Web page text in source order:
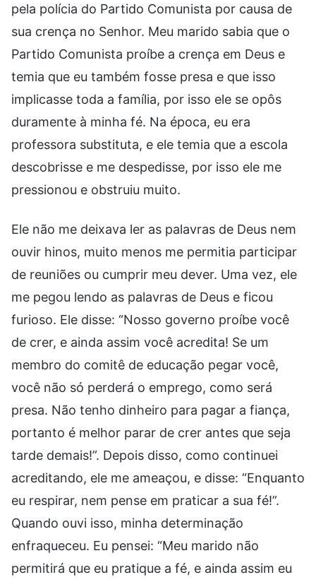
pela polícia do Partido Comunista por causa de
sua crença no Senhor. Meu marido sabia que o
Partido Comunista proíbe a crença em Deus e
temia que eu também fosse presa e que isso
implicasse toda a família, por isso ele se opôs
duramente à minha fé. Na época, eu era
professora substituta, e ele temia que a escola
descobrisse e me despedisse, por isso ele me
pressionou e obstruiu muito.
Ele não me deixava ler as palavras de Deus nem
ouvir hinos, muito menos me permitia participar
de reuniões ou cumprir meu dever. Uma vez, ele
me pegou lendo as palavras de Deus e ficou
furioso. Ele disse: “Nosso governo proíbe você
de crer, e ainda assim você acredita! Se um
membro do comitê de educação pegar você,
você não só perderá o emprego, como será
presa. Não tenho dinheiro para pagar a fiança,
portanto é melhor parar de crer antes que seja
tarde demais!”. Depois disso, como continuei
acreditando, ele me ameaçou, e disse: “Enquanto
eu respirar, nem pense em praticar a sua fé!”.
Quando ouvi isso, minha determinação
enfraqueceu. Eu pensei: “Meu marido não
permitirá que eu pratique a fé, e ainda assim eu